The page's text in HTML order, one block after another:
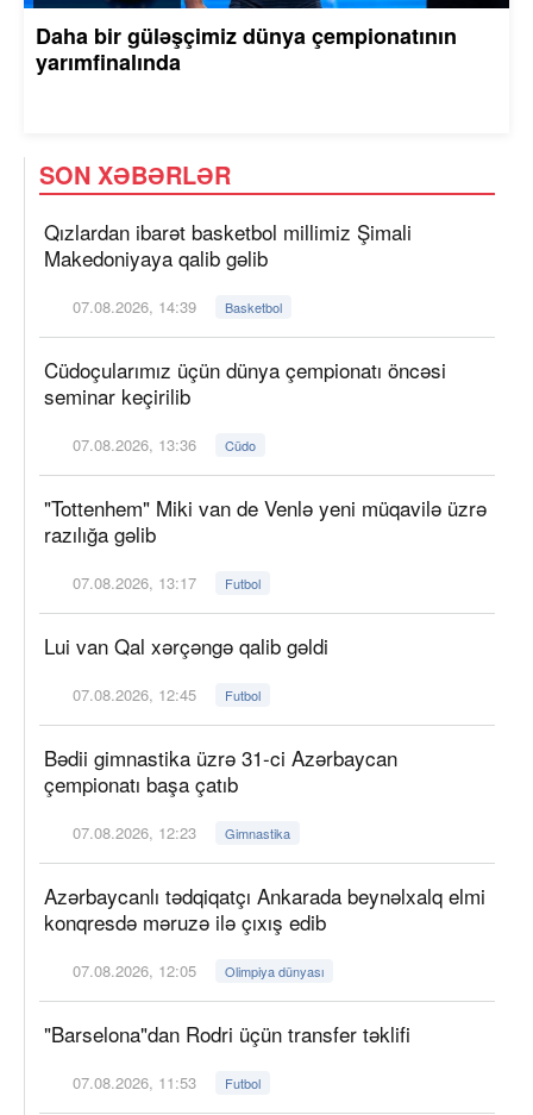
Daha bir güləşçimiz dünya çempionatının
yarımfinalında
SON XƏBƏRLƏR
Qızlardan ibarət basketbol millimiz Şimali
Makedoniyaya qalib gəlib
07.08.2026, 14:39 Basketbol
Cüdoçularımız üçün dünya çempionatı öncəsi
seminar keçirilib
07.08.2026, 13:36 Cüdo
"Tottenhem" Miki van de Venlə yeni müqavilə üzrə
razılığa gəlib
07.08.2026, 13:17 Futbol
Lui van Qal xərçəngə qalib gəldi
07.08.2026, 12:45 Futbol
Bədii gimnastika üzrə 31-ci Azərbaycan
çempionatı başa çatıb
07.08.2026, 12:23 Gimnastika
Azərbaycanlı tədqiqatçı Ankarada beynəlxalq elmi
konqresdə məruzə ilə çıxış edib
07.08.2026, 12:05 Olimpiya dünyası
"Barselona"dan Rodri üçün transfer təklifi
07.08.2026, 11:53 Futbol